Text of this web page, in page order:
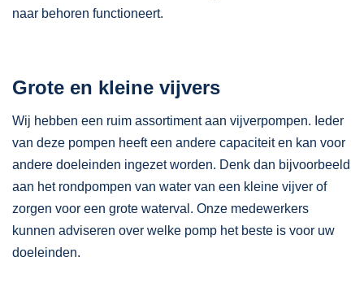
naar behoren functioneert.
Grote en kleine vijvers
Wij hebben een ruim assortiment aan vijverpompen. Ieder
van deze pompen heeft een andere capaciteit en kan voor
andere doeleinden ingezet worden. Denk dan bijvoorbeeld
aan het rondpompen van water van een kleine vijver of
zorgen voor een grote waterval. Onze medewerkers
kunnen adviseren over welke pomp het beste is voor uw
doeleinden.